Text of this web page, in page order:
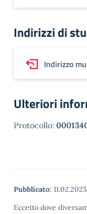
Indirizzi di
Indirizzo
Ulteriori
Protocollo:
Pubblicato: 11.02.2025
Eccetto dove